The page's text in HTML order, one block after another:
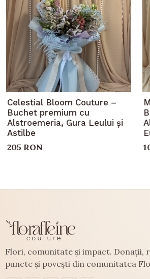
Celestial Bloom Couture –
Buchet premium cu
Alstroemeria, Gura Leului și
Astilbe
205 RON
Flori, comunitate și impact. Donații,
puncte și povești din comunitatea